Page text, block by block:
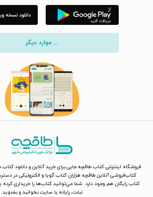
... موارد دیگر
فروشگاه اینترنتی کتاب طاقچه جایی برای خرید آنلاین و دانلود
کتاب‌فروشی آنلاین طاقچه هزاران کتاب گویا و الکترونیکی در
کتاب رایگان هم وجود دارد. شما می‌توانید کتاب‌ها را خریداری کرده
تبلت، رایانه یا سایت بخوانید و بشنوید.